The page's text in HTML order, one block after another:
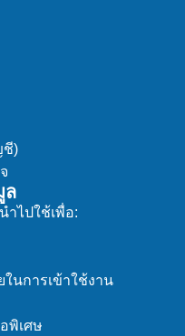
ชี)
ล
ไปใช้เพื่อ:
นการเข้าใช้งาน
พิเศษ